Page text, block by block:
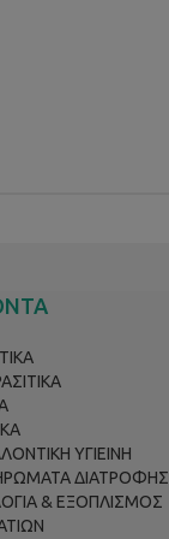
ΥΓΙΕΙΝΗ
ΔΙΑΤΡΟΦΗΣ
& ΕΞΟΠΛΙΣΜΟΣ